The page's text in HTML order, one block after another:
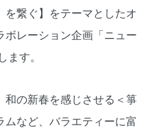
を繋ぐ】をテーマとしたオ
レーション企画「ニュー
す。
和の新春を感じさせる＜箏
ムなど、バラエティーに富